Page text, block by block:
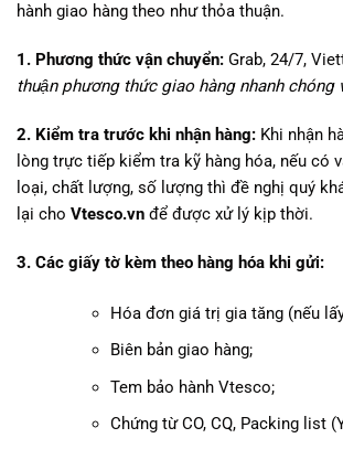
hành giao hàng theo như thỏa thuận.
1. Phương thức vận chuyển: Grab, 24/7,
thuận phương thức giao hàng nhanh chóng
2. Kiểm tra trước khi nhận hàng: Khi nhận
lòng trực tiếp kiểm tra kỹ hàng hóa, nếu có
loại, chất lượng, số lượng thì đề nghị quý
lại cho Vtesco.vn để được xử lý kịp thời.
3. Các giấy tờ kèm theo hàng hóa khi gửi:
Hóa đơn giá trị gia tăng (nếu
Biên bản giao hàng;
Tem bảo hành Vtesco;
Chứng từ CO, CQ, Packing list